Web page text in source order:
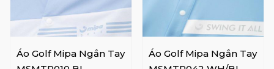
Áo Golf Mipa Ngắn Tay
Áo Golf Mipa Ngắn Tay